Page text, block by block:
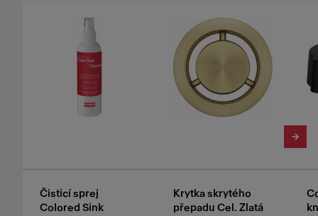
Čisticí sprej
Colored Sink
Krytka skrytého
přepadu Cel. Zlatá